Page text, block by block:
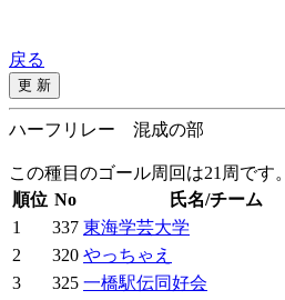
戻る
ハーフリレー 混成の部
この種目のゴール周回は21周です。
順位 No 氏名/チーム
1
337 東海学芸大学
2
320 やっちゃえ
3
325 一橋駅伝同好会